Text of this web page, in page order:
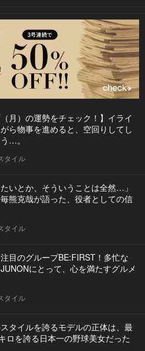
（月）の運勢をチェック！】イライ
ら物事を進めると、空回りしてし
…。
タイル
たいとか、そういうことは全然…」
熊克哉が語った、役者としての信
タイル
目のグループBE:FIRST！多忙な
にとって、心を満たすグルメ
タイル
タイルを誇るモデルの正体は、最
ロを誇る日本一の野球美女だった